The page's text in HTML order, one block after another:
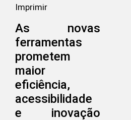
Imprimir
As novas
ferramentas
prometem
maior
eficiência,
acessibilidade
e inovação